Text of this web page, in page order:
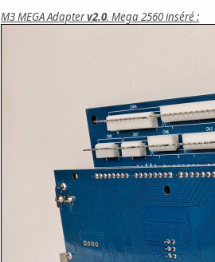
M3 MEGA Adapterv2.0, Mega 2560 inséré :